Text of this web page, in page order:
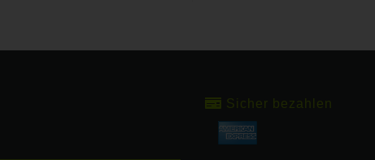
Sicher bezahlen